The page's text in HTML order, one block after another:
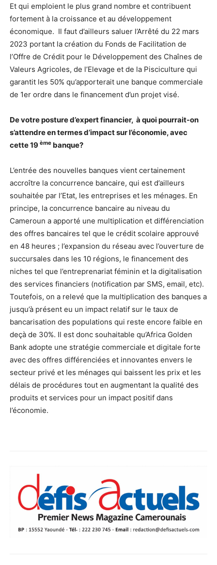
Et qui emploient le plus grand nombre et contribuent
fortement à la croissance et au développement
économique. Il faut d’ailleurs saluer l’Arrêté du 22 mars
2023 portant la création du Fonds de Facilitation de
l’Offre de Crédit pour le Développement des Chaînes de
Valeurs Agricoles, de l’Elevage et de la Pisciculture qui
garantit les 50% qu’apporterait une banque commerciale
de 1er ordre dans le financement d’un projet visé.
De votre posture d’expert financier, à quoi pourrait-on
s’attendre en termes d’impact sur l’économie, avec
cette 19 ème banque?
L’entrée des nouvelles banques vient certainement
accroître la concurrence bancaire, qui est d’ailleurs
souhaitée par l’Etat, les entreprises et les ménages. En
principe, la concurrence bancaire au niveau du
Cameroun a apporté une multiplication et différenciation
des offres bancaires tel que le crédit scolaire approuvé
en 48 heures ; l’expansion du réseau avec l’ouverture de
succursales dans les 10 régions, le financement des
niches tel que l’entreprenariat féminin et la digitalisation
des services financiers (notification par SMS, email, etc).
Toutefois, on a relevé que la multiplication des banques a
jusqu’à présent eu un impact relatif sur le taux de
bancarisation des populations qui reste encore faible en
deçà de 30%. Il est donc souhaitable qu’Africa Golden
Bank adopte une stratégie commerciale et digitale forte
avec des offres différenciées et innovantes envers le
secteur privé et les ménages qui baissent les prix et les
délais de procédures tout en augmentant la qualité des
produits et services pour un impact positif dans
l’économie.